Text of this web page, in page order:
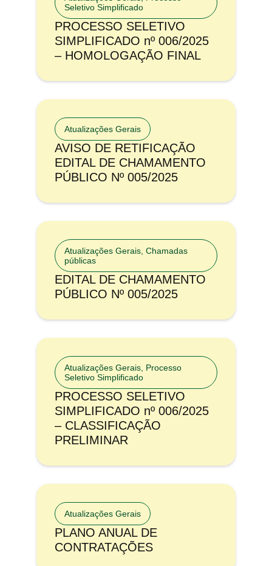
Seletivo Simplificado
PROCESSO SELETIVO
SIMPLIFICADO nº 006/2025
– HOMOLOGAÇÃO FINAL
Atualizações Gerais
AVISO DE RETIFICAÇÃO
EDITAL DE CHAMAMENTO
PÚBLICO Nº 005/2025
Atualizações Gerais Chamadas
públicas
EDITAL DE CHAMAMENTO
PÚBLICO Nº 005/2025
Atualizações Gerais Processo
Seletivo Simplificado
PROCESSO SELETIVO
SIMPLIFICADO nº 006/2025
– CLASSIFICAÇÃO
PRELIMINAR
Atualizações Gerais
PLANO ANUAL DE
CONTRATAÇÕES